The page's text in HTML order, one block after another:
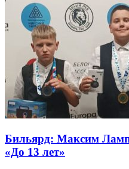
Бильярд: Максим
«До 13 лет»